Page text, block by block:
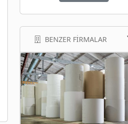
BENZER FIRMALAR